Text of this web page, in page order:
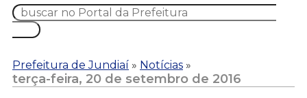
Prefeitura de Jundiaí » Notícias »
terça-feira, 20 de setembro de 2016